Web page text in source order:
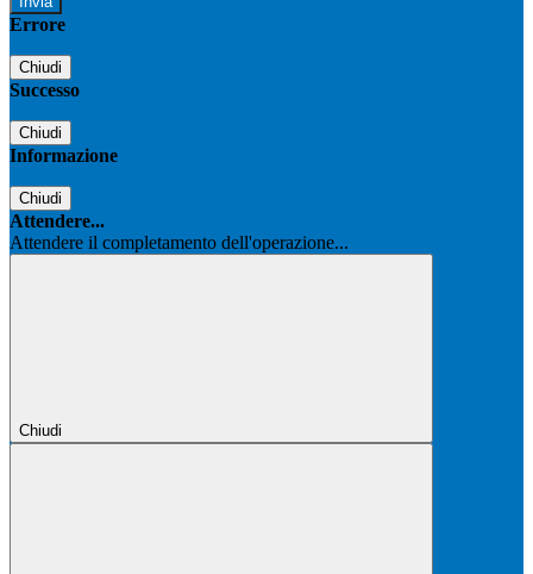
Errore
Chiudi
Successo
Chiudi
Informazione
Chiudi
Attendere...
Attendere il completamento dell'operazione...
Chiudi